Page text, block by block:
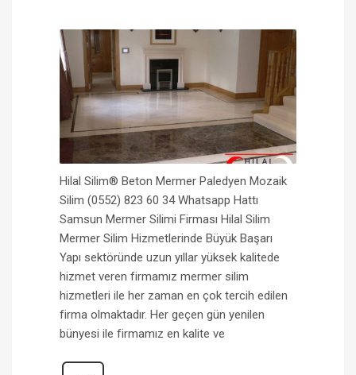
Hilal Silim® Beton Mermer Paledyen Mozaik
Silim (0552) 823 60 34 Whatsapp Hattı
Samsun Mermer Silimi Firması Hilal Silim
Mermer Silim Hizmetlerinde Büyük Başarı
Yapı sektöründe uzun yıllar yüksek kalitede
hizmet veren firmamız mermer silim
hizmetleri ile her zaman en çok tercih edilen
firma olmaktadır. Her geçen gün yenilen
bünyesi ile firmamız en kalite ve